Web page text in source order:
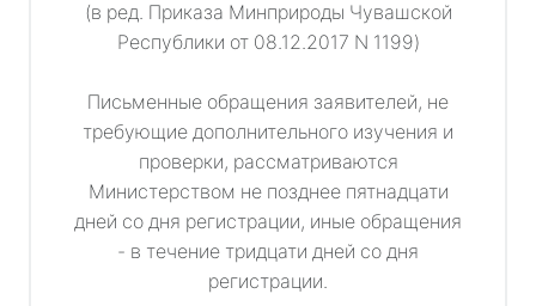
(в ред. Приказа Минприроды Чувашской
Республики от 08.12.2017 N 1199)
Письменные обращения заявителей, не
требующие дополнительного изучения и
проверки, рассматриваются
Министерством не позднее пятнадцати
дней со дня регистрации, иные обращения
- в течение тридцати дней со дня
регистрации.